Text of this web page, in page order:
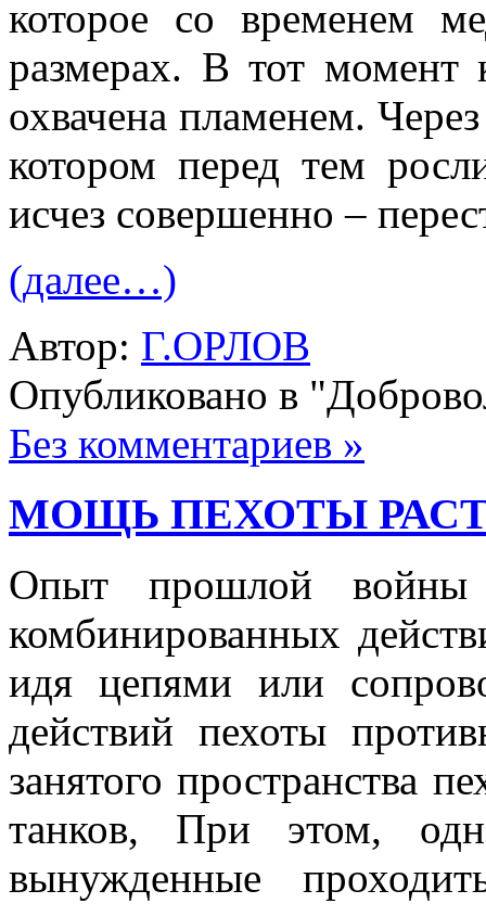
которое со временем
размерах. В тот момент
охвачена пламенем.
котором перед тем
исчез совершенно –
(далее…)
Автор: Г.ОРЛОВ
Опубликовано в
Без комментариев »
МОЩЬ ПЕХОТЫ
Опыт прошлой войны
комбинированных
идя цепями или
действий пехоты
занятого пространства
танков, При этом,
вынужденные